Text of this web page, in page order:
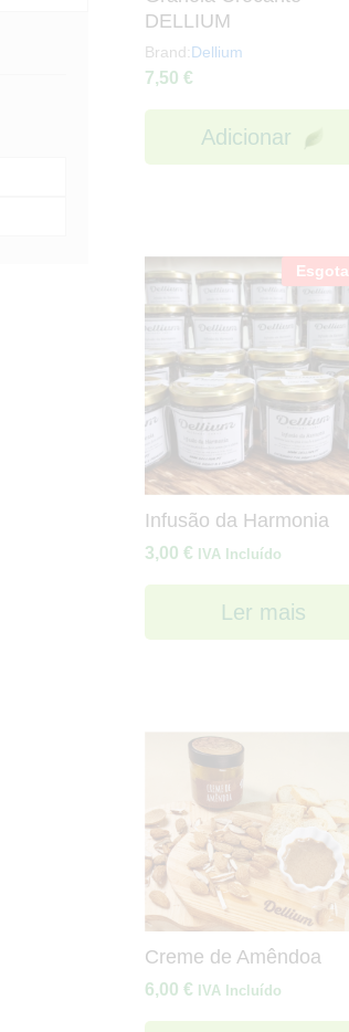
DELLIUM
Brand: Dellium
7,50 €
Adicionar
Infusão da Harmonia
3,00 € IVA Incluído
Ler mais
Creme de Amêndoa
6,00 € IVA Incluído